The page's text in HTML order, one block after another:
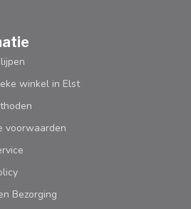
winkel in Elst
voorwaarden
Bezorging